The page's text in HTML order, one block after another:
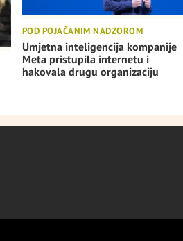
POD POJAČANIM NADZOROM
Umjetna inteligencija kompanije
Meta pristupila internetu i
hakovala drugu organizaciju